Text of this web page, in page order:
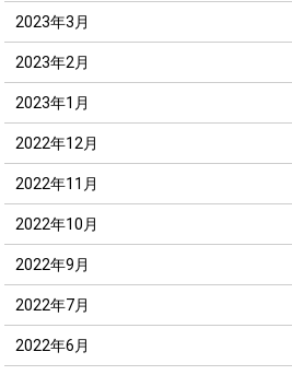
2023年3月
2023年2月
2023年1月
2022年12月
2022年11月
2022年10月
2022年9月
2022年7月
2022年6月